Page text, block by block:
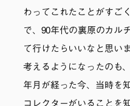
わってこれたことがすご
で、90年代の裏原のカル
て行けたらいいなと思い
考えるようになったのも
年月が経った今、当時を